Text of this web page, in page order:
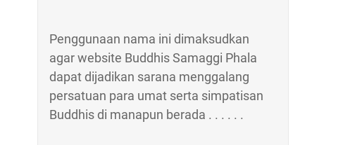
Penggunaan nama ini dimaksudkan
agar website Buddhis Samaggi Phala
dapat dijadikan sarana menggalang
persatuan para umat serta simpatisan
Buddhis di manapun berada . . . . . .